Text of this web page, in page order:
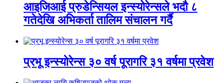
आइजिआई प्रुडेन्सियल इन्स्योरेन्सले भदौ ८
गतेदेखि अभिकर्ता तालिम संचालन गर्दै
प्रभू इन्स्योरेन्स ३० वर्ष पूरागरि ३१ वर्षमा प्रवेश